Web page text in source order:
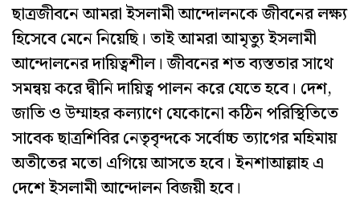
ছাত্রজীবনে আমরা ইসলামী আন্দোলনকে জীবনের লক্ষ্য
হিসেবে মেনে নিয়েছি। তাই আমরা আমৃত্যু ইসলামী
আন্দোলনের দায়িত্বশীল। জীবনের শত ব্যস্ততার সাথে
সমন্বয় করে দ্বীনি দায়িত্ব পালন করে যেতে হবে। দেশ,
জাতি ও উম্মাহর কল্যাণে যেকোনো কঠিন পরিস্থিতিতে
সাবেক ছাত্রশিবির নেতৃবৃন্দকে সর্বোচ্চ ত্যাগের মহিমায়
অতীতের মতো এগিয়ে আসতে হবে। ইনশাআল্লাহ এ
দেশে ইসলামী আন্দোলন বিজয়ী হবে।